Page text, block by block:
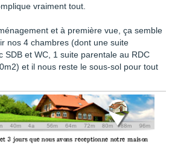
vraiment tout.
et à première vue, ça semble
nos 4 chambres (dont une suite
SDB et WC, 1 suite parentale au RDC
et il nous reste le sous-sol pour tout